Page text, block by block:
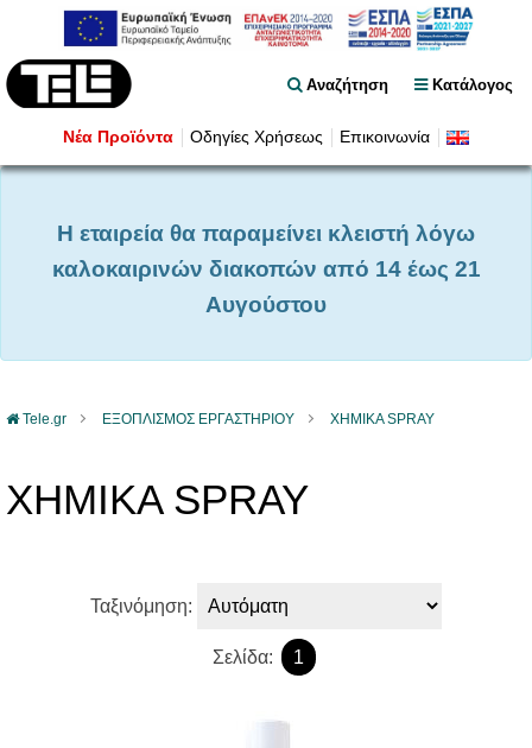
Κατάλογος
Αναζήτηση
Νέα Προϊόντα Οδηγίες Χρήσεως Επικοινωνία
Η εταιρεία θα παραμείνει κλειστή λόγω
καλοκαιρινών διακοπών από 14 έως 21
Αυγούστου
Tele.gr ΕΞΟΠΛΙΣΜΟΣ ΕΡΓΑΣΤΗΡΙΟΥ XHMIKA SPRAY
XHMIKA SPRAY
Ταξινόμηση:
Σελίδα: 1